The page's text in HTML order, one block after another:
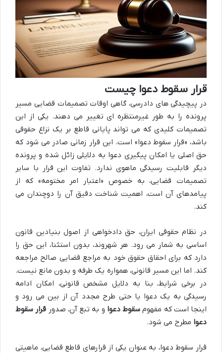
قرار سقوط دعوا چیست
در پیچیدگی های دادرسی، گاهی اوقات تصمیمات قضایی مسیر
پرونده را به طور غیرمنتظره ای تغییر می دهند. یکی از این
تصمیمات کلیدی که می تواند پایانی قاطع بر یک نزاع حقوقی
باشد، «قرار سقوط دعوا» است. این قرار زمانی صادر می شود که
حق اصلی یا امکان پیگیری دعوا به دلایلی زائل شده و پرونده
دیگر قابلیت رسیدگی ماهوی ندارد. تفاوت این قرار با سایر
تصمیمات قضایی، به خصوص «اعتبار امر مختومه» که از
پیامدهای آن است، اهمیت شناخت دقیق آن را دوچندان می
کند.
در نظام حقوقی ایران، حق دادخواهی از اصول بنیادین قانون
اساسی به شمار می رود. هر شهروند، بدون استثنا، این حق را
دارد که برای احقاق حقوق خود به مراجع قضایی صالح مراجعه
کند. اما این مسیر قانونی، همواره یک طرفه و بدون مانع نیست.
در برخی شرایط، بنا به دلایل مشخص قانونی، امکان ادامه
رسیدگی به یک دعوا یا حتی طرح مجدد آن از بین می رود و
اینجا است که مفهوم سقوط دعوا و به تبع آن، صدور قرار سقوط
دعوا مطرح می شود.
قرار سقوط دعوا، به عنوان یکی از قرارهای قاطع قضایی، ماهیتی